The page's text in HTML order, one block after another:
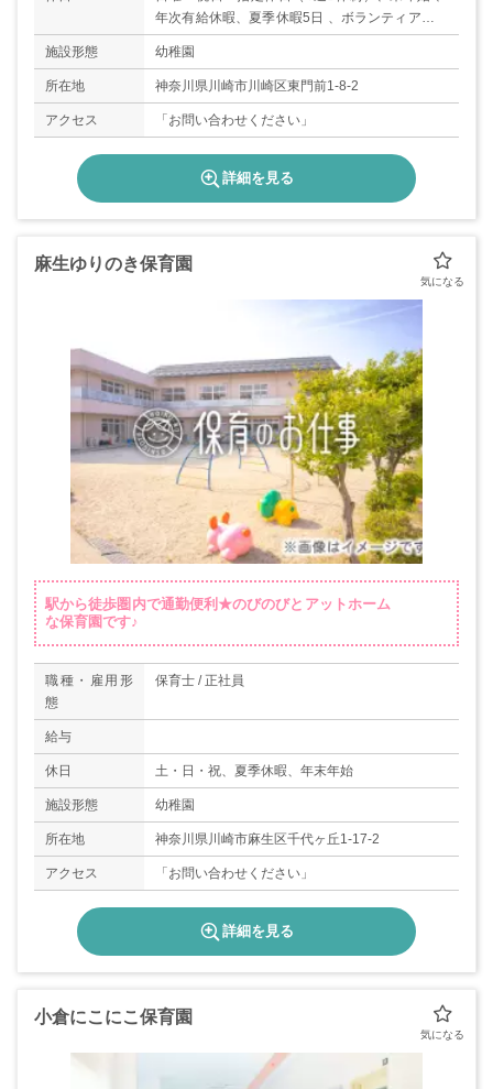
年次有給休暇、夏季休暇5日 、ボランティア休暇
、結婚休暇 、育児休暇 、子の看護休暇 、療養休
暇 、忌引休暇等
施設形態 幼稚園
所在地 神奈川県川崎市川崎区東門前1-8-2
アクセス 「お問い合わせください」
詳細を見る
麻生ゆりのき保育園
駅から徒歩圏内で通勤便利★のびのびとアットホーム
な保育園です♪
職種・雇用形
態
保育士 / 正社員
給与
休日 土・日・祝、夏季休暇、年末年始
施設形態 幼稚園
所在地 神奈川県川崎市麻生区千代ヶ丘1-17-2
アクセス 「お問い合わせください」
詳細を見る
小倉にこにこ保育園